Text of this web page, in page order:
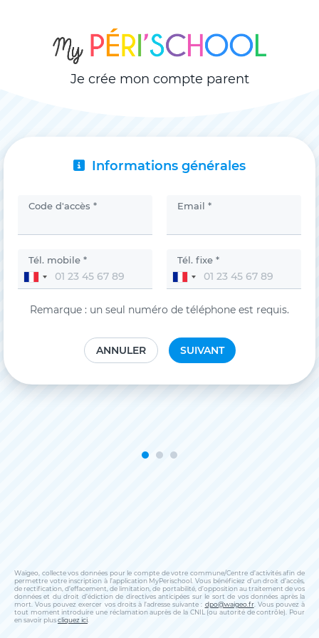
Je crée mon compte parent
Informations générales
Code d'accès * Email *
Tél. mobile * Tél. fixe *
Remarque : un seul numéro de téléphone est requis.
ANNULER SUIVANT
Waigeo, collecte vos données pour le compte de votre commune/Centre d’activités afin de
permettre votre inscription à l’application MyPerischool. Vous bénéficiez d’un droit d’accès,
de rectification, d’effacement, de limitation, de portabilité, d’opposition au traitement de vos
données et du droit d’édiction de directives anticipées sur le sort de vos données après la
mort. Vous pouvez exercer vos droits à l’adresse suivante : dpo@waigeo.fr. Vous pouvez à
tout moment introduire une réclamation auprès de la CNIL (ou autorité de contrôle). Pour
en savoir pluscliquez ici